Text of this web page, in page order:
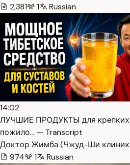
2,381
1 Russian
14:02
ЛУЧШИЕ ПРОДУКТЫ для крепких
пожило… — Transcript
Доктор Жимба (Чжуд-Ши
974
1 Russian